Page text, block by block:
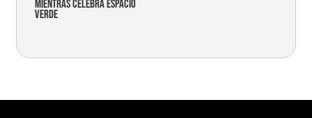
mientras celebra espacio
verde